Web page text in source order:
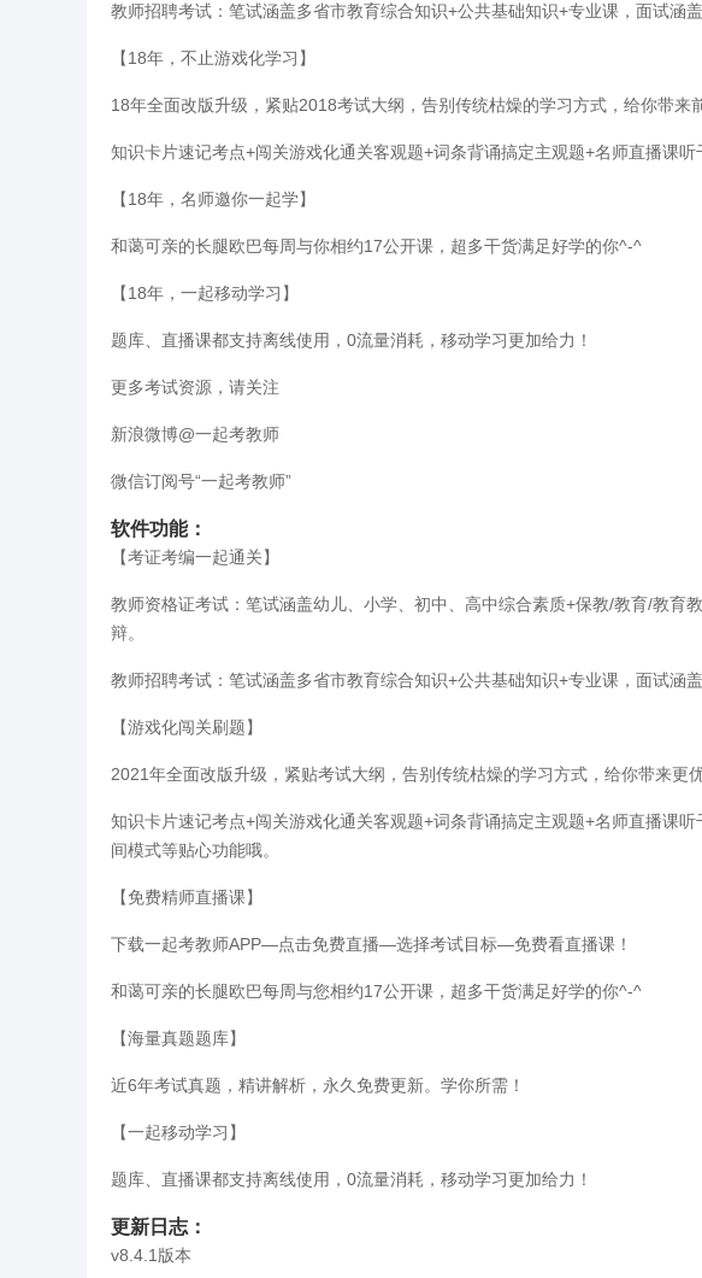
教师招聘考试：笔试涵盖多省市教育综合知识+公共基础知识+专业课，面试涵
【18年，不止游戏化学习】
18年全面改版升级，紧贴2018考试大纲，告别传统枯燥的学习方式，给你带来
知识卡片速记考点+闯关游戏化通关客观题+词条背诵搞定主观题+名师直播课听
【18年，名师邀你一起学】
和蔼可亲的长腿欧巴每周与你相约17公开课，超多干货满足好学的你^-^
【18年，一起移动学习】
题库、直播课都支持离线使用，0流量消耗，移动学习更加给力！
更多考试资源，请关注
新浪微博@一起考教师
微信订阅号“一起考教师”
软件功能：
【考证考编一起通关】
教师资格证考试：笔试涵盖幼儿、小学、初中、高中综合素质+保教/教育/教育
辩。
教师招聘考试：笔试涵盖多省市教育综合知识+公共基础知识+专业课，面试涵盖
【游戏化闯关刷题】
2021年全面改版升级，紧贴考试大纲，告别传统枯燥的学习方式，给你带来更
知识卡片速记考点+闯关游戏化通关客观题+词条背诵搞定主观题+名师直播课
间模式等贴心功能哦。
【免费精师直播课】
下载一起考教师APP—点击免费直播—选择考试目标—免费看直播课！
和蔼可亲的长腿欧巴每周与您相约17公开课，超多干货满足好学的你^-^
【海量真题题库】
近6年考试真题，精讲解析，永久免费更新。学你所需！
【一起移动学习】
题库、直播课都支持离线使用，0流量消耗，移动学习更加给力！
更新日志：
v8.4.1版本